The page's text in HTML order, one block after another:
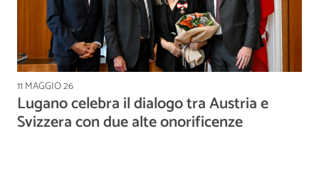
11 MAGGIO 26
Lugano celebra il dialogo tra Austria e
Svizzera con due alte onorificenze